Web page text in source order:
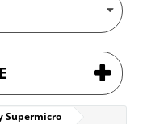
Supermicro